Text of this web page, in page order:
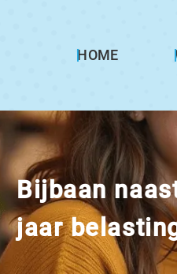
HOME
Bijbaan
jaar